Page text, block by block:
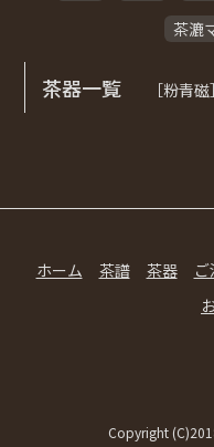
茶漉
茶器一覧 ［粉青
ホーム 茶譜 茶器
Copyright